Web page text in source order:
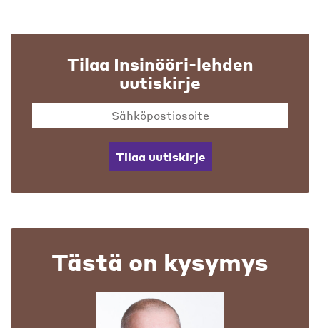
Tilaa Insinööri-lehden
uutiskirje
Tilaa uutiskirje
Tästä on kysymys